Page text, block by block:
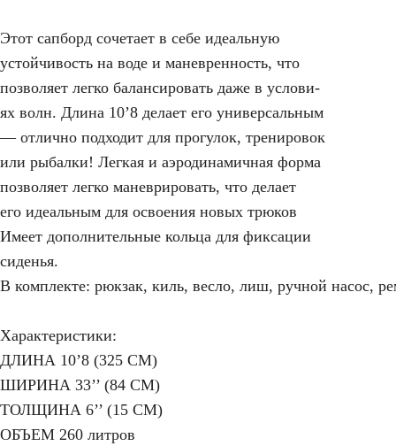
Этот сапборд сочетает в себе идеальную
устойчивость на воде и маневренность, что
позволяет легко балансировать даже в услови-
ях волн. Длина 10’8 делает его универсальным
— отлично подходит для прогулок, тренировок
или рыбалки! Легкая и аэродинамичная форма
позволяет легко маневрировать, что делает
его идеальным для освоения новых трюков
Имеет дополнительные кольца для фиксации
сиденья.
В комплекте: рюкзак, киль, весло, лиш, ручной насос,
Характеристики:
ДЛИНА 10’8 (325 CM)
ШИРИНА 33’’ (84 CM)
ТОЛЩИНА 6’’ (15 CM)
ОБЪЕМ 260 литров